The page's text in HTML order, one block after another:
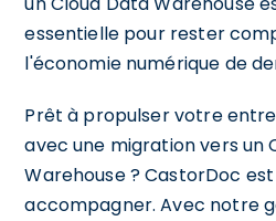
essentielle pour rester
l'économie numérique de
Prêt à propulser votre
avec une migration vers un
Warehouse ? CastorDoc
accompagner. Avec notre